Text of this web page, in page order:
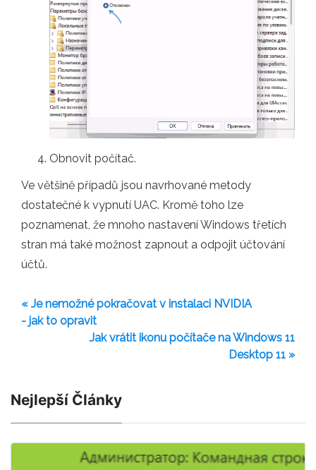
Obnovit počítač.
Ve většině případů jsou navrhované metody
dostatečné k vypnutí UAC. Kromě toho lze
poznamenat, že mnoho nastavení Windows třetích
stran má také možnost zapnout a odpojit účtování
účtů.
« Je nemožné pokračovat v instalaci NVIDIA
- jak to opravit
Jak vrátit ikonu počítače na Windows 11
Desktop 11 »
Nejlepší Články